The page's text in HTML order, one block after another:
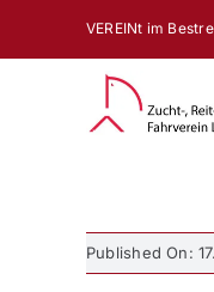
VEREINt im
Published On: